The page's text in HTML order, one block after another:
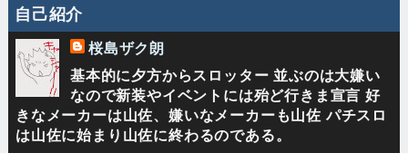
自己紹介
桜島ザク朗
基本的に夕方からスロッター 並ぶのは大嫌い
なので新装やイベントには殆ど行きま宣言 好
きなメーカーは山佐、嫌いなメーカーも山佐 パチスロ
は山佐に始まり山佐に終わるのである。